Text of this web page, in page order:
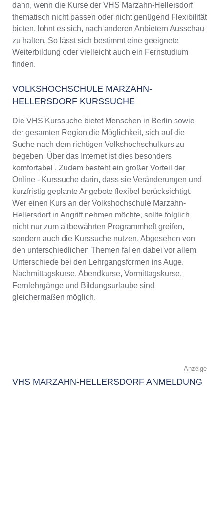
dann, wenn die Kurse der VHS Marzahn-Hellersdorf
thematisch nicht passen oder nicht genügend Flexibilität
bieten, lohnt es sich, nach anderen Anbietern Ausschau
zu halten. So lässt sich bestimmt eine geeignete
Weiterbildung oder vielleicht auch ein Fernstudium
finden.
VOLKSHOCHSCHULE MARZAHN-
HELLERSDORF KURSSUCHE
Die VHS Kurssuche bietet Menschen in Berlin sowie
der gesamten Region die Möglichkeit, sich auf die
Suche nach dem richtigen Volkshochschulkurs zu
begeben. Über das Internet ist dies besonders
komfortabel . Zudem besteht ein großer Vorteil der
Online - Kurssuche darin, dass sie Veränderungen und
kurzfristig geplante Angebote flexibel berücksichtigt.
Wer einen Kurs an der Volkshochschule Marzahn-
Hellersdorf in Angriff nehmen möchte, sollte folglich
nicht nur zum altbewährten Programmheft greifen,
sondern auch die Kurssuche nutzen. Abgesehen von
den unterschiedlichen Themen fallen dabei vor allem
Unterschiede bei den Lehrgangsformen ins Auge.
Nachmittagskurse, Abendkurse, Vormittagskurse,
Fernlehrgänge und Bildungsurlaube sind
gleichermaßen möglich.
Anzeige
VHS MARZAHN-HELLERSDORF ANMELDUNG